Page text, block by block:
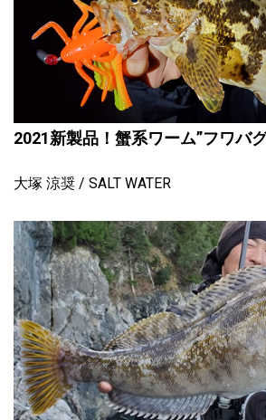
2021新製品！蟹系ワーム”フワバグ
大塚 涼奨 SALT WATER